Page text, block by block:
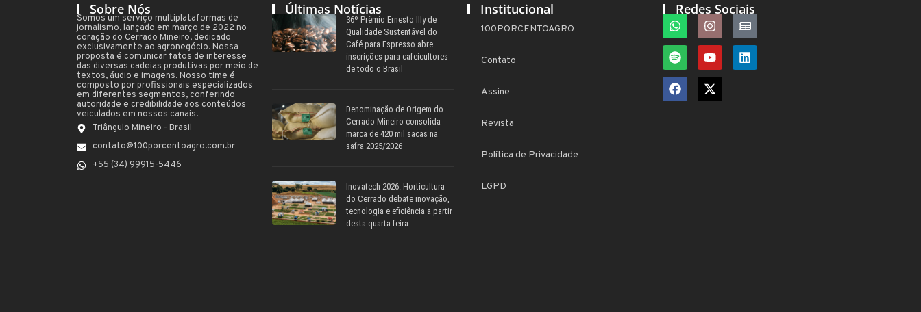
Sobre Nós
Somos um serviço multiplataformas de
jornalismo, lançado em março de 2022 no
coração do Cerrado Mineiro, dedicado
exclusivamente ao agronegócio. Nossa
proposta é comunicar fatos de interesse
das diversas cadeias produtivas por meio de
textos, áudio e imagens. Nosso time é
composto por profissionais especializados
em diferentes segmentos, conferindo
autoridade e credibilidade aos conteúdos
veiculados em nossos canais.
Triângulo Mineiro - Brasil
contato@100porcentoagro.com.br
+55 (34) 99915-5446
Últimas Notícias
36º Prêmio Ernesto Illy de
Qualidade Sustentável do
Café para Espresso abre
inscrições para cafeicultores
de todo o Brasil
Denominação de Origem do
Cerrado Mineiro consolida
marca de 420 mil sacas na
safra 2025/2026
Inovatech 2026: Horticultura
do Cerrado debate inovação,
tecnologia e eficiência a partir
desta quarta-feira
Institucional
100PORCENTOAGRO
Contato
Assine
Revista
Política de Privacidade
LGPD
Redes Sociais